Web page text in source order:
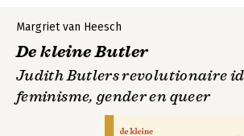
Margriet van Heesch
De kleine Butler
Judith Butlers revolutionaire
feminisme, gender en queer